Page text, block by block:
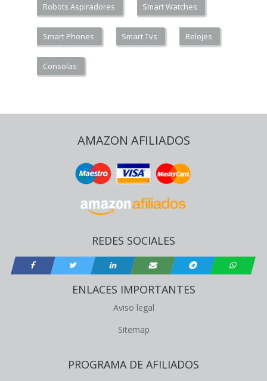
Robots Aspiradores Smart Watches
Smart Phones Smart Tvs Relojes
Consolas
AMAZON AFILIADOS
REDES SOCIALES
ENLACES IMPORTANTES
Aviso legal
Sitemap
PROGRAMA DE AFILIADOS